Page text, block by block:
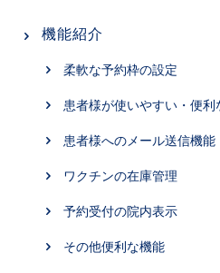
機能紹介
柔軟な予約枠の設定
患者様が使いやすい・便
患者様へのメール送信機能
ワクチンの在庫管理
予約受付の院内表示
その他便利な機能